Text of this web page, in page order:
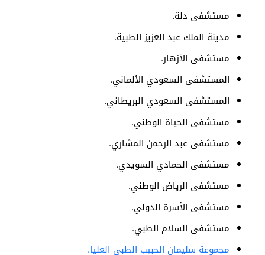
مستشفى دلة.
مدينة الملك عبد العزيز الطبية.
مستشفى الأزهار.
المستشفى السعودي الألماني.
المستشفى السعودي البريطاني.
مستشفى الحياة الوطني.
مستشفى عبد الرحمن المشاري.
مستشفى الحمادي السويدي.
مستشفى الرياض الوطني.
مستشفى الأسرة الدولي.
مستشفى السلام الطبي.
مجموعة سليمان الحبيب الطبي العليا.